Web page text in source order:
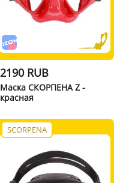
2190 RUB
Маска СКОРПЕНА Z -
красная
SCORPENA